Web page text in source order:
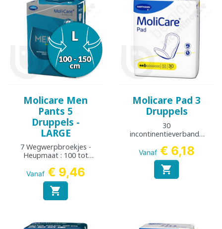
Molicare Men
Pants 5
Druppels -
LARGE
7 Wegwerpbroekjes -
Heupmaat : 100 tot
Vanaf € 9,46

Molicare Pad 3
Druppels
30
incontinentieverbande
Vanaf € 6,18
